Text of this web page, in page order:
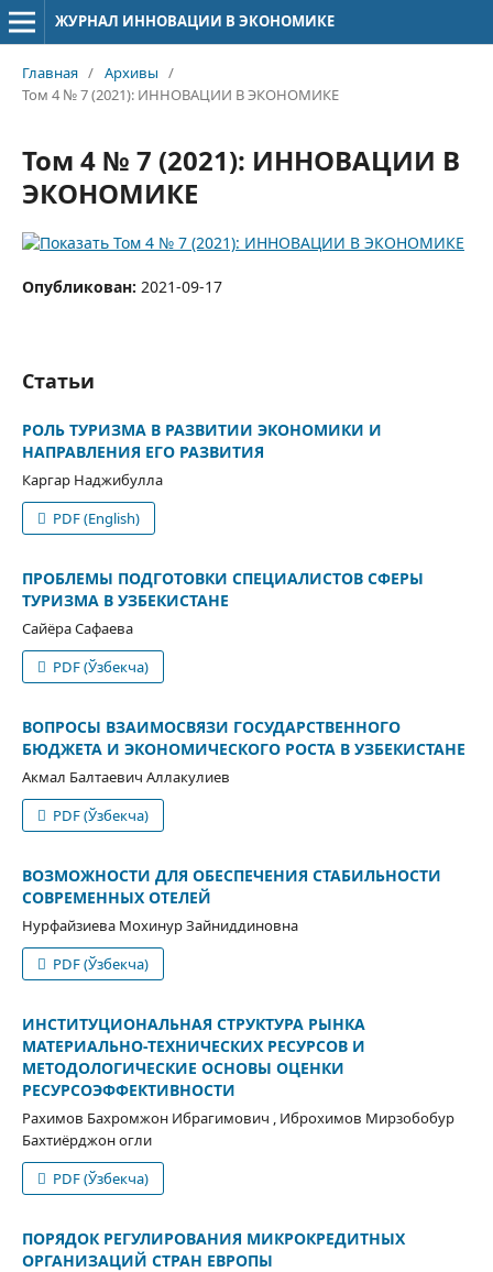
ЖУРНАЛ ИННОВАЦИИ В ЭКОНОМИКЕ
Главная / Архивы /
Том 4 № 7 (2021): ИННОВАЦИИ В ЭКОНОМИКЕ
Том 4 № 7 (2021): ИННОВАЦИИ В
ЭКОНОМИКЕ
Опубликован: 2021-09-17
Статьи
РОЛЬ ТУРИЗМА В РАЗВИТИИ ЭКОНОМИКИ И
НАПРАВЛЕНИЯ ЕГО РАЗВИТИЯ
Каргар Наджибулла
PDF (English)
ПРОБЛЕМЫ ПОДГОТОВКИ СПЕЦИАЛИСТОВ СФЕРЫ
ТУРИЗМА В УЗБЕКИСТАНЕ
Сайёра Сафаева
PDF (Ўзбекча)
ВОПРОСЫ ВЗАИМОСВЯЗИ ГОСУДАРСТВЕННОГО
БЮДЖЕТА И ЭКОНОМИЧЕСКОГО РОСТА В УЗБЕКИСТАНЕ
Акмал Балтаевич Аллакулиев
PDF (Ўзбекча)
ВОЗМОЖНОСТИ ДЛЯ ОБЕСПЕЧЕНИЯ СТАБИЛЬНОСТИ
СОВРЕМЕННЫХ ОТЕЛЕЙ
Нурфайзиева Мохинур Зайниддиновна
PDF (Ўзбекча)
ИНСТИТУЦИОНАЛЬНАЯ СТРУКТУРА РЫНКА
МАТЕРИАЛЬНО-ТЕХНИЧЕСКИХ РЕСУРСОВ И
МЕТОДОЛОГИЧЕСКИЕ ОСНОВЫ ОЦЕНКИ
РЕСУРСОЭФФЕКТИВНОСТИ
Рахимов Бахромжон Ибрагимович , Иброхимов Мирзобобур
Бахтиёрджон огли
PDF (Ўзбекча)
ПОРЯДОК РЕГУЛИРОВАНИЯ МИКРОКРЕДИТНЫХ
ОРГАНИЗАЦИЙ СТРАН ЕВРОПЫ